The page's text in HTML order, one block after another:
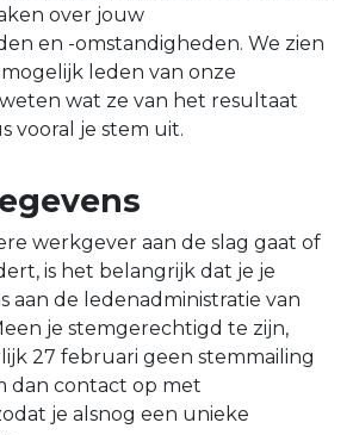
over jouw
en -omstandigheden. We zien
leden van onze
wat ze van het resultaat
vooral je stem uit.
werkgever aan de slag gaat of
is het belangrijk dat je je
aan de ledenadministratie van
je stemgerechtigd te zijn,
27 februari geen stemmailing
dan contact op met
je alsnog een unieke